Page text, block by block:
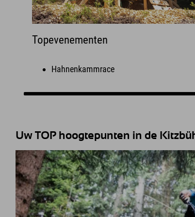
Topevenementen
Hahnenkammrace
Uw TOP hoogtepunten in de